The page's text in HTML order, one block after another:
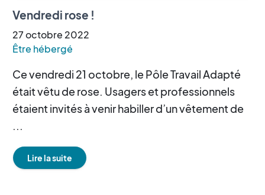
Vendredi rose !
27octobre 2022
Être hébergé
Ce vendredi 21 octobre, le Pôle Travail Adapté
était vêtu de rose. Usagers et professionnels
étaient invités à venir habiller d’un vêtement de
Lire la suite